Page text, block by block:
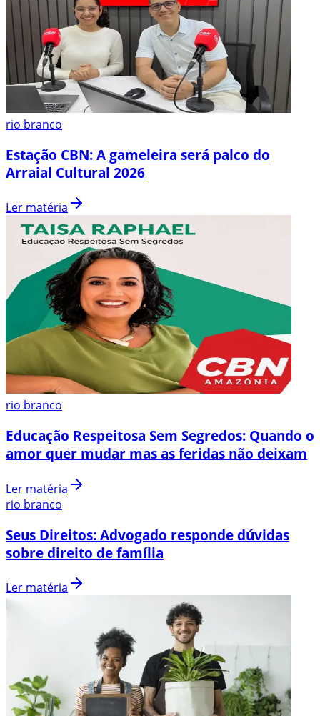
rio branco
Estação CBN: A gameleira será palco do
Arraial Cultural 2026
Ler matéria
rio branco
Educação Respeitosa Sem Segredos: Quando o
amor quer mudar mas as feridas não deixam
Ler matéria
rio branco
Seus Direitos: Advogado responde dúvidas
sobre direito de família
Ler matéria